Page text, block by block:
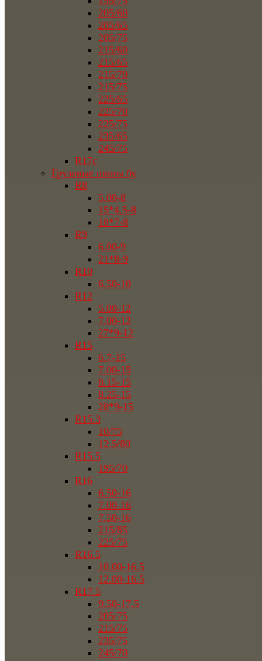
205/60
205/65
205/75
215/60
215/65
215/70
215/75
225/65
225/70
225/75
235/65
245/75
R17c
Грузовые шины бу
R8
5.00-8
15*4.5-8
18*7-8
R9
6.00-9
21*8-9
R10
6.50-10
R12
5.00-12
7.00-12
27*9-12
R15
6.7-15
7.00-15
8.15-15
8.25-15
28*9-15
R15.3
10/75
12.5/80
R15.5
195/70
R16
6.50-16
7.00-16
7.50-16
215/85
225/75
R16.5
10.00-16.5
12.00-16.5
R17.5
9.50-17.5
205/75
215/75
235/75
245/70